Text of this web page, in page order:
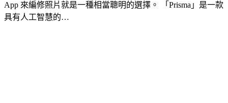
App 來編修照片就是一種相當聰明的選擇。 「Prisma」是一款
具有人工智慧的…